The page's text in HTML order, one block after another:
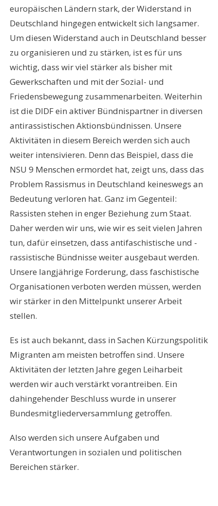
europäischen Ländern stark, der Widerstand in
Deutschland hingegen entwickelt sich langsamer.
Um diesen Widerstand auch in Deutschland besser
zu organisieren und zu stärken, ist es für uns
wichtig, dass wir viel stärker als bisher mit
Gewerkschaften und mit der Sozial- und
Friedensbewegung zusammenarbeiten. Weiterhin
ist die DIDF ein aktiver Bündnispartner in diversen
antirassistischen Aktionsbündnissen. Unsere
Aktivitäten in diesem Bereich werden sich auch
weiter intensivieren. Denn das Beispiel, dass die
NSU 9 Menschen ermordet hat, zeigt uns, dass das
Problem Rassismus in Deutschland keineswegs an
Bedeutung verloren hat. Ganz im Gegenteil:
Rassisten stehen in enger Beziehung zum Staat.
Daher werden wir uns, wie wir es seit vielen Jahren
tun, dafür einsetzen, dass antifaschistische und -
rassistische Bündnisse weiter ausgebaut werden.
Unsere langjährige Forderung, dass faschistische
Organisationen verboten werden müssen, werden
wir stärker in den Mittelpunkt unserer Arbeit
stellen.
Es ist auch bekannt, dass in Sachen Kürzungspolitik
Migranten am meisten betroffen sind. Unsere
Aktivitäten der letzten Jahre gegen Leiharbeit
werden wir auch verstärkt vorantreiben. Ein
dahingehender Beschluss wurde in unserer
Bundesmitgliederversammlung getroffen.
Also werden sich unsere Aufgaben und
Verantwortungen in sozialen und politischen
Bereichen stärker.